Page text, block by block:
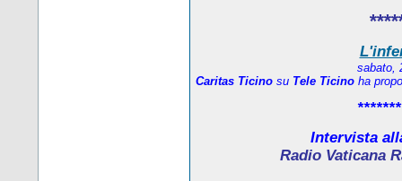
sabato,
Caritas Ticinosu Tele Ticinoha
Intervista
Radio Vaticana